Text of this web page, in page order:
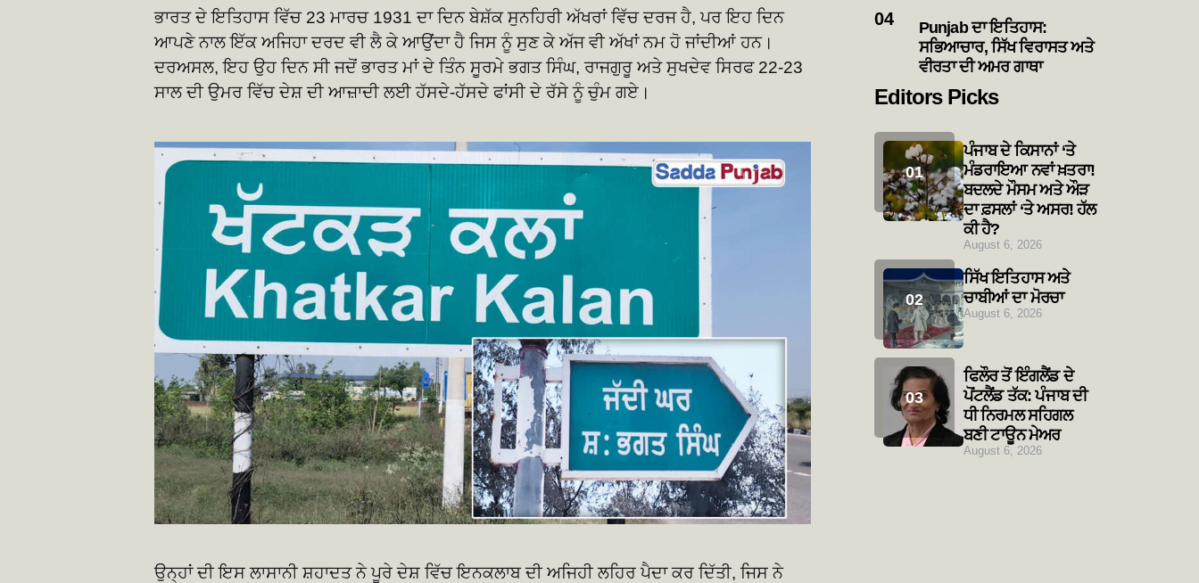
ਭਾਰਤ ਦੇ ਇਤਿਹਾਸ ਵਿੱਚ 23 ਮਾਰਚ 1931 ਦਾ ਦਿਨ ਬੇਸ਼ੱਕ ਸੁਨਹਿਰੀ ਅੱਖਰਾਂ ਵਿੱਚ ਦਰਜ ਹੈ, ਪਰ ਇਹ ਦਿਨ
ਆਪਣੇ ਨਾਲ ਇੱਕ ਅਜਿਹਾ ਦਰਦ ਵੀ ਲੈ ਕੇ ਆਉਂਦਾ ਹੈ ਜਿਸ ਨੂੰ ਸੁਣ ਕੇ ਅੱਜ ਵੀ ਅੱਖਾਂ ਨਮ ਹੋ ਜਾਂਦੀਆਂ ਹਨ।
ਦਰਅਸਲ, ਇਹ ਉਹ ਦਿਨ ਸੀ ਜਦੋਂ ਭਾਰਤ ਮਾਂ ਦੇ ਤਿੰਨ ਸੂਰਮੇ ਭਗਤ ਸਿੰਘ, ਰਾਜਗੁਰੂ ਅਤੇ ਸੁਖਦੇਵ ਸਿਰਫ 22-23
ਸਾਲ ਦੀ ਉਮਰ ਵਿੱਚ ਦੇਸ਼ ਦੀ ਆਜ਼ਾਦੀ ਲਈ ਹੱਸਦੇ-ਹੱਸਦੇ ਫਾਂਸੀ ਦੇ ਰੱਸੇ ਨੂੰ ਚੁੰਮ ਗਏ।
ਉਨ੍ਹਾਂ ਦੀ ਇਸ ਲਾਸਾਨੀ ਸ਼ਹਾਦਤ ਨੇ ਪੂਰੇ ਦੇਸ਼ ਵਿੱਚ ਇਨਕਲਾਬ ਦੀ ਅਜਿਹੀ ਲਹਿਰ ਪੈਦਾ ਕਰ ਦਿੱਤੀ, ਜਿਸ ਨੇ
Punjab ਦਾ ਇਤਿਹਾਸ:
ਸਭਿਆਚਾਰ, ਸਿੱਖ ਵਿਰਾਸਤ ਅਤੇ
ਵੀਰਤਾ ਦੀ ਅਮਰ ਗਾਥਾ
Editors Picks
ਪੰਜਾਬ ਦੇ ਕਿਸਾਨਾਂ ‘ਤੇ
ਮੰਡਰਾਇਆ ਨਵਾਂ ਖ਼ਤਰਾ!
ਬਦਲਦੇ ਮੌਸਮ ਅਤੇ ਔੜ
ਦਾ ਫ਼ਸਲਾਂ ‘ਤੇ ਅਸਰ! ਹੱਲ
ਕੀ ਹੈ?
August 6, 2026
ਸਿੱਖ ਇਤਿਹਾਸ ਅਤੇ
ਚਾਬੀਆਂ ਦਾ ਮੋਰਚਾ
August 6, 2026
ਫਿਲੌਰ ਤੋਂ ਇੰਗਲੈਂਡ ਦੇ
ਪੋਂਟਲੈਂਡ ਤੱਕ: ਪੰਜਾਬ ਦੀ
ਧੀ ਨਿਰਮਲ ਸਹਿਗਲ
ਬਣੀ ਟਾਊਨ ਮੇਅਰ
August 6, 2026